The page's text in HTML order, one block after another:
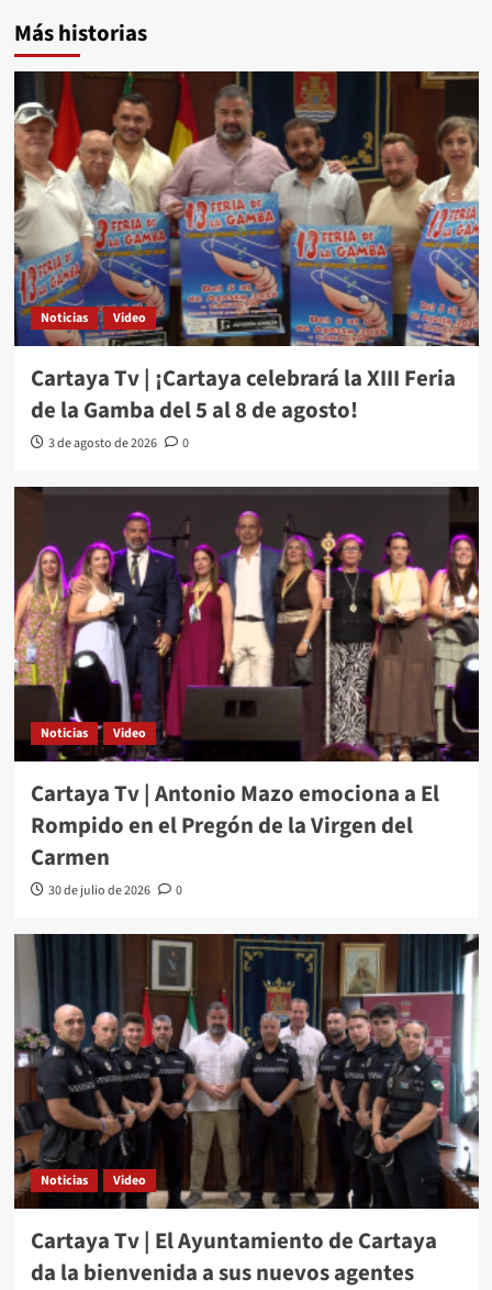
Más historias
Noticias Video
Cartaya Tv | ¡Cartaya celebrará la XIII Feria
de la Gamba del 5 al 8 de agosto!
3 de agosto de 2026 0
Noticias Video
Cartaya Tv | Antonio Mazo emociona a El
Rompido en el Pregón de la Virgen del
Carmen
30 de julio de 2026 0
Noticias Video
Cartaya Tv | El Ayuntamiento de Cartaya
da la bienvenida a sus nuevos agentes